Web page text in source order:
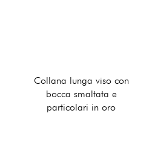
Collana lunga viso con
bocca smaltata e
particolari in oro